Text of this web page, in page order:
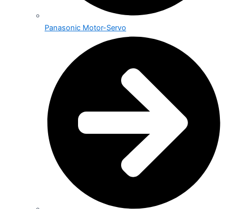
Panasonic Motor-Servo